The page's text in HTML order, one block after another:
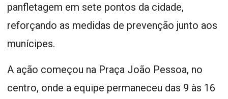
panfletagem em sete pontos da cidade,
reforçando as medidas de prevenção junto aos
munícipes.
A ação começou na Praça João Pessoa, no
centro, onde a equipe permaneceu das 9 às 16